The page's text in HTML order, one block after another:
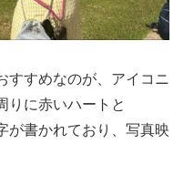
すすめなのが、アイコニ
りに赤いハートと
が書かれており、写真映